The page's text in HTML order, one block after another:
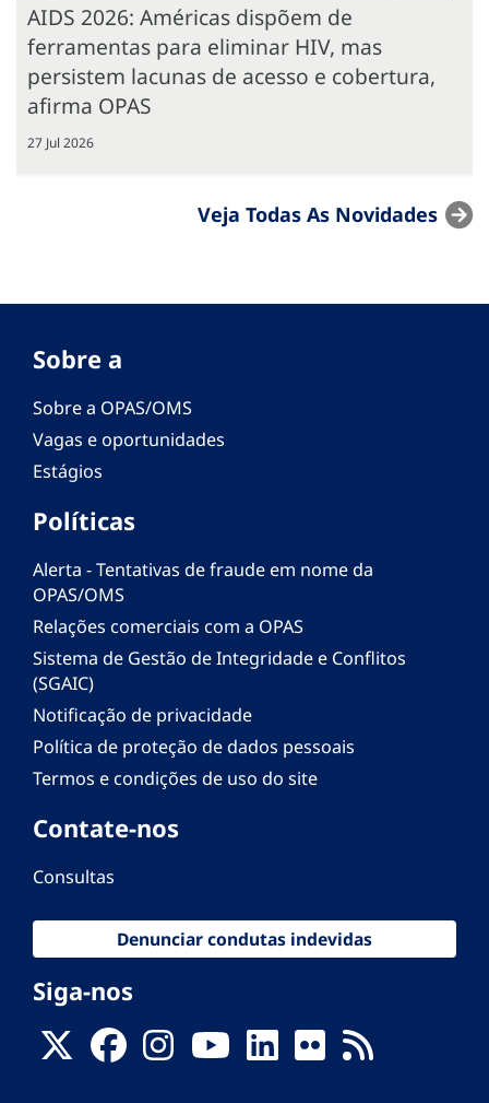
AIDS 2026: Américas dispõem de
ferramentas para eliminar HIV, mas
persistem lacunas de acesso e cobertura,
afirma OPAS
27 Jul 2026
Veja Todas As Novidades
Sobre a
Sobre a OPAS/OMS
Vagas e oportunidades
Estágios
Políticas
Alerta - Tentativas de fraude em nome da
OPAS/OMS
Relações comerciais com a OPAS
Sistema de Gestão de Integridade e Conflitos
(SGAIC)
Notificação de privacidade
Política de proteção de dados pessoais
Termos e condições de uso do site
Contate-nos
Consultas
Denunciar condutas indevidas
Siga-nos